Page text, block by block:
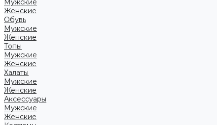
Мужские
Женские
Обувь
Мужские
Женские
Топы
Мужские
Женские
Халаты
Мужские
Женские
Аксессуары
Мужские
Женские